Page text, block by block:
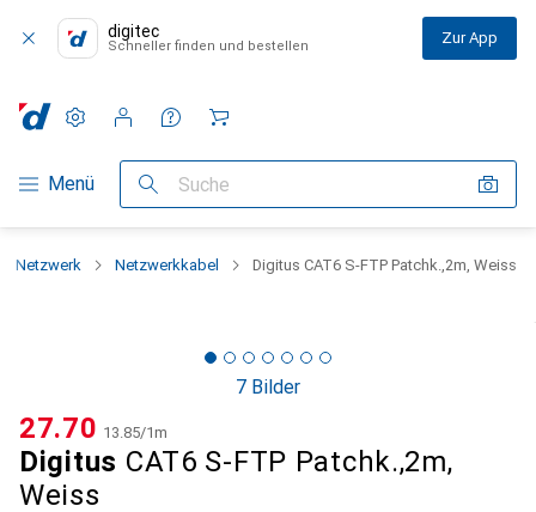
digitec
Schneller finden und bestellen Zur App
Navigation nach Kategorien
Menü Suche
Einstellungen
Kundenkonto
Vergleichslisten
Merklisten
Warenkorb
Netzwerk Netzwerkkabel Digitus CAT6 S-FTP Patchk.,2m, Weiss
7 Bilder
Digitus CAT6 S-FTP Patchk.,2m,
Weiss
CHF
27.70 CHF
13.85/1m